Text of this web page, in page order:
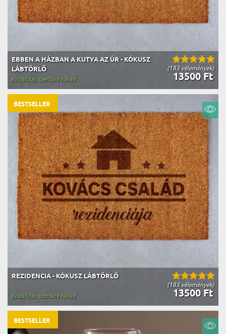
(183 vélemények)
EBBEN A HÁZBAN A KUTYA AZ ÚR - KÓKUSZ
LÁBTÖRLŐ
13500 Ft
Kiszállítás szerdára Nálad
(183 vélemények)
REZIDENCIA - KÓKUSZ LÁBTÖRLŐ
13500 Ft
Kiszállítás szerdára Nálad
BESTSELLER
BESTSELLER